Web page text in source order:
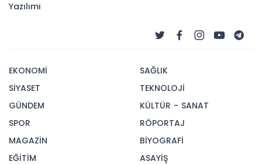
Yazılımı
EKONOMİ
SİYASET
GÜNDEM
SPOR
MAGAZİN
EĞİTİM
SAĞLIK
TEKNOLOJİ
KÜLTÜR - SANAT
RÖPORTAJ
BİYOGRAFİ
ASAYİŞ